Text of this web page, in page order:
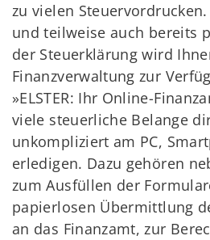
zu vielen
und teilweise auch bereits
der Steuerklärung wird
Finanzverwaltung zur
»ELSTER: Ihr Online-
viele steuerliche Belange
unkompliziert am PC,
erledigen. Dazu gehören
zum Ausfüllen der
papierlosen Übermittlung
an das Finanzamt, zur